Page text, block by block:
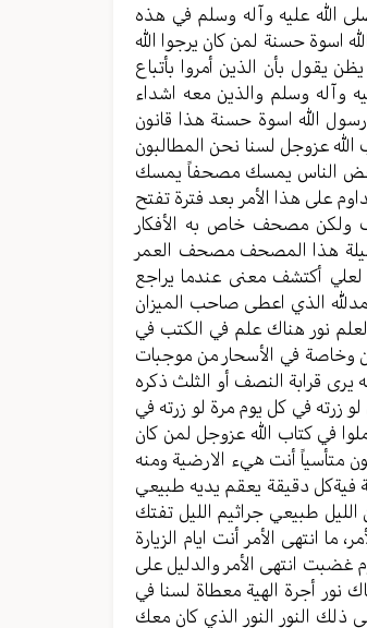
صلى الله عليه وآله وسلم في هذه
اسوة حسنة لمن كان يرجوا الله
يقول بأن الذين أمروا بأتباع
وآله وسلم والذين معه اشداء
الله اسوة حسنة هذا قانون
الله عزوجل لسنا نحن المطالبون
بعض الناس يمسك مصحفاً يمسك
على هذا الأمر بعد فترة تفتح
ولكن مصحف خاص به الأفكار
جميلة هذا المصحف مصحف العمر
لعلي أكتشف معنى عندما يراجع
الذي اعطى صاحب الميزان
العلم نور هناك علم في الكتب في
وخاصة في الأسحار من موجبات
يرى قرابة النصف أو الثلث ذكره
لو زرته في كل يوم مرة لو زرته في
في كتاب الله عزوجل لمن كان
متأسياً أنت هيء الارضية ومنه
فيةكل دقيقة يعقم يديه طبيعي
طبيعي جراثيم الليل تفتك
ما انتهى الأمر أنت ايام الزيارة
انتهى الأمر والدليل على
نور أجرة الهية معطاة لسنا في
ذلك النور النور الذي كان معك